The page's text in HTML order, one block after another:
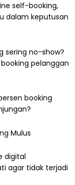
self-booking,
dalam keputusan
sering no-show?
pelanggan
booking
Mulus
digital
agar tidak terjadi